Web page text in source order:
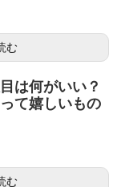
む
は何がいい？
て嬉しいもの
む